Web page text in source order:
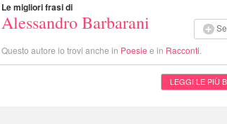
Le migliori frasi di
Alessandro Barbarani
Questo autore lo trovi anche in Poesie e in Racconti
LEGGI LE PIÙ